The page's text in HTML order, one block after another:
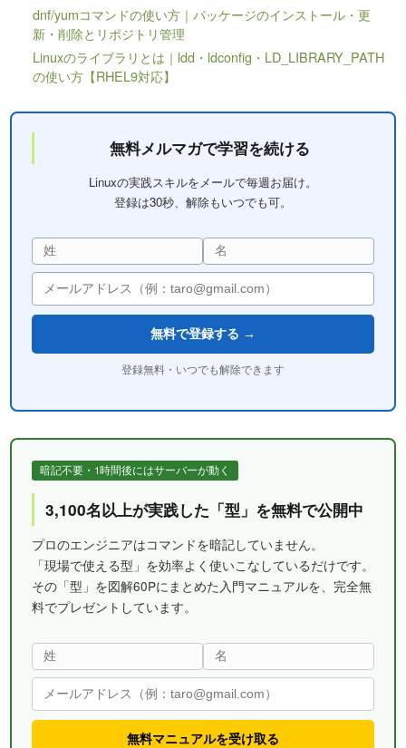
dnf/yumコマンドの使い方｜パッケージのインストール・更
新・削除とリポジトリ管理
Linuxのライブラリとは｜ldd・ldconfig・LD_LIBRARY_PATH
の使い方【RHEL9対応】
無料メルマガで学習を続ける
Linuxの実践スキルをメールで毎週お届け。
登録は30秒、解除もいつでも可。
無料で登録する →
登録無料・いつでも解除できます
暗記不要・1時間後にはサーバーが動く
3,100名以上が実践した「型」を無料で公開中
プロのエンジニアはコマンドを暗記していません。
「現場で使える型」を効率よく使いこなしているだけです。
その「型」を図解60Pにまとめた入門マニュアルを、完全無
料でプレゼントしています。
無料マニュアルを受け取る